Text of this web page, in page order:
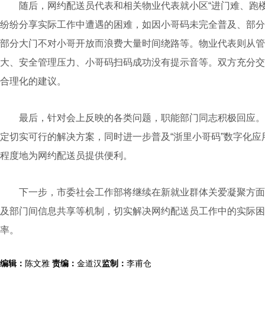
随后，网约配送员代表和相关物业代表就小区“进门难、跑
纷纷分享实际工作中遭遇的困难，如因小哥码未完全普及、部
部分大门不对小哥开放而浪费大量时间绕路等。物业代表则从
大、安全管理压力、小哥码扫码成功没有提示音等。双方充分
合理化的建议。
最后，针对会上反映的各类问题，职能部门同志积极回应
定切实可行的解决方案，同时进一步普及“浙里小哥码”数字化
程度地为网约配送员提供便利。
下一步，市委社会工作部将继续在新就业群体关爱凝聚方
及部门间信息共享等机制，切实解决网约配送员工作中的实际
率。
编辑： 陈文雅 责编： 金道汉监制： 李甫仓